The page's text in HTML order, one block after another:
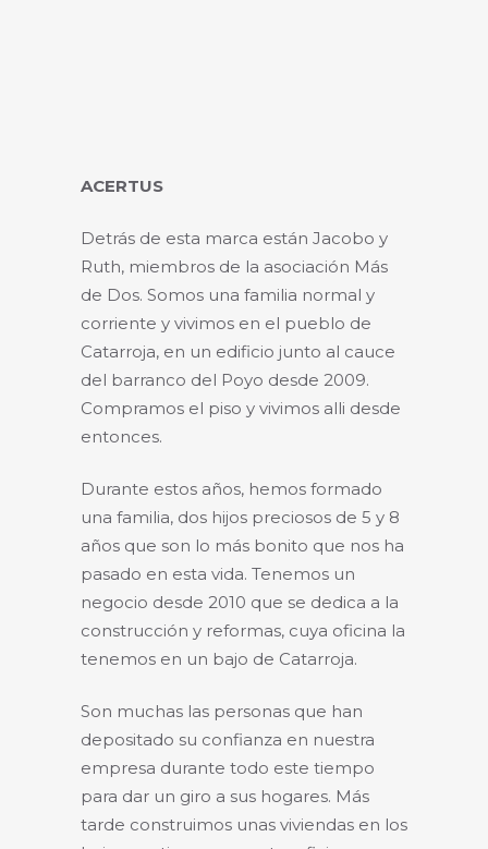
ACERTUS
Detrás de esta marca están Jacobo y
Ruth, miembros de la asociación Más
de Dos. Somos una familia normal y
corriente y vivimos en el pueblo de
Catarroja, en un edificio junto al cauce
del barranco del Poyo desde 2009.
Compramos el piso y vivimos alli desde
entonces.
Durante estos años, hemos formado
una familia, dos hijos preciosos de 5 y 8
años que son lo más bonito que nos ha
pasado en esta vida. Tenemos un
negocio desde 2010 que se dedica a la
construcción y reformas, cuya oficina la
tenemos en un bajo de Catarroja.
Son muchas las personas que han
depositado su confianza en nuestra
empresa durante todo este tiempo
para dar un giro a sus hogares. Más
tarde construimos unas viviendas en los